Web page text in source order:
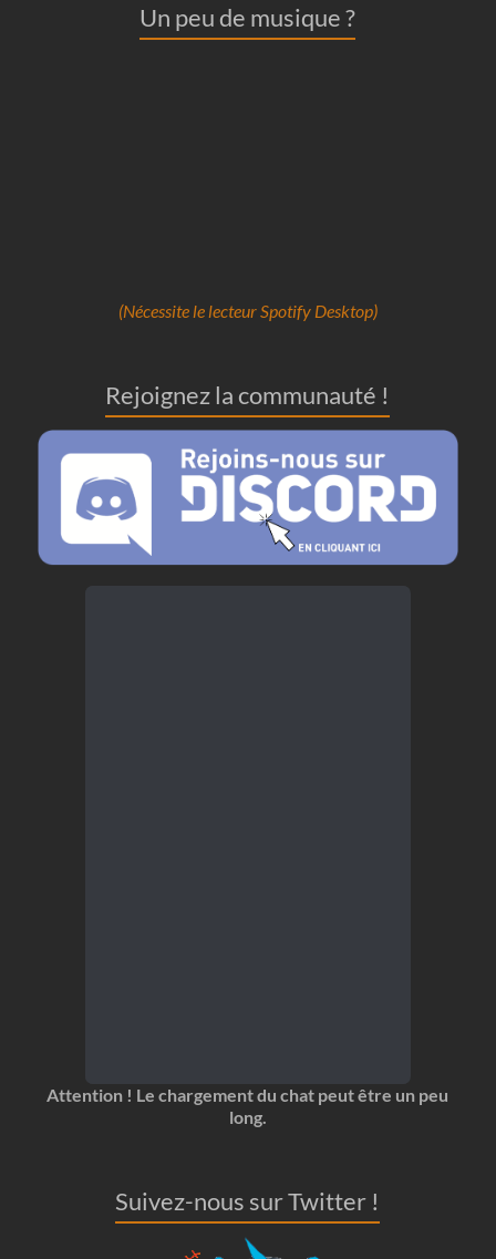
Un peu de musique ?
(Nécessite le lecteur Spotify Desktop)
Rejoignez la communauté !
Attention ! Le chargement du chat peut être un peu
long.
Suivez-nous sur Twitter !